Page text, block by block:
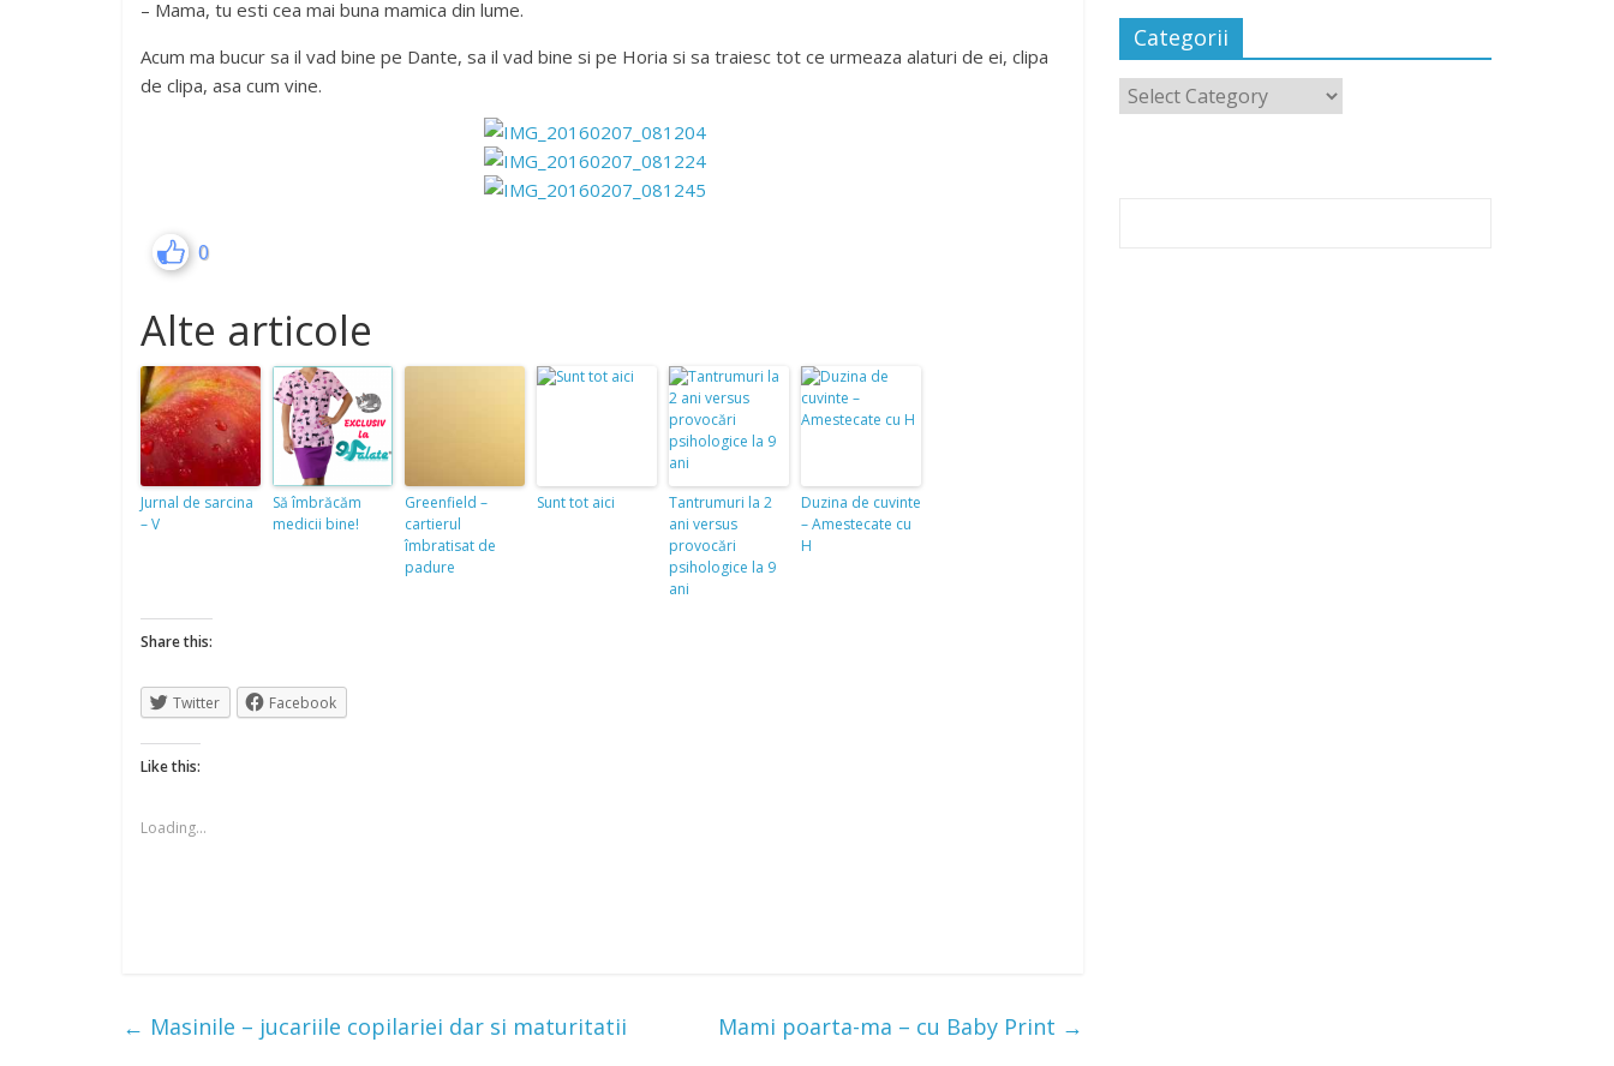
– Mama, tu esti cea mai buna mamica din lume.
Acum ma bucur sa il vad bine pe Dante, sa il vad bine si pe Horia si sa traiesc tot ce urmeaza alaturi de ei, clipa
de clipa, asa cum vine.
0
Alte articole
Jurnal de sarcina
– V
Să îmbrăcăm
medicii bine!
Greenfield –
cartierul
îmbratisat de
padure
Sunt tot aici
Tantrumuri la 2
ani versus
provocări
psihologice la 9
ani
Duzina de cuvinte
– Amestecate cu
H
Share this:
Twitter Facebook
Like this:
Loading...
← Masinile – jucariile copilariei dar si maturitatii Mami poarta-ma – cu Baby Print →
Categorii